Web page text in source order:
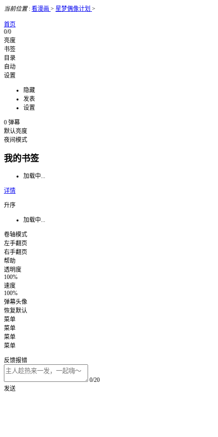
当前位置: 看漫画 > 星梦偶像计划 >
首页
0/0
亮度
书签
目录
自动
设置
隐藏
发表
设置
0 弹幕
默认亮度
夜间模式
我的书签
加载中...
详情
升序
加载中...
卷轴模式
左手翻页
右手翻页
帮助
透明度
100%
速度
100%
弹幕头像
恢复默认
菜单
菜单
菜单
菜单
反馈报错
0/20
发送